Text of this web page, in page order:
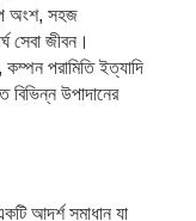
অংশ, সহজ
সেবা জীবন।
পরামিতি ইত্যাদি
বিভিন্ন উপাদানের
আদর্শ সমাধান যা